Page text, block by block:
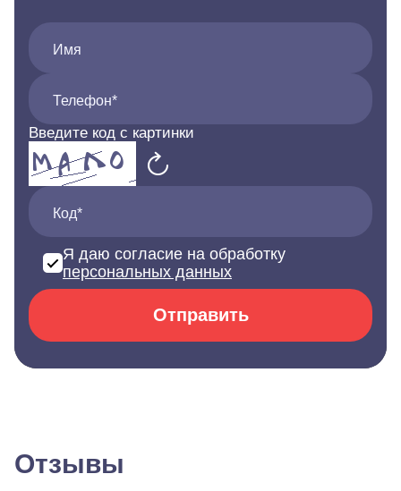
Имя
Телефон*
Введите код с картинки
Код*
Я даю согласие на обработку
персональных данных
Отправить
Отзывы